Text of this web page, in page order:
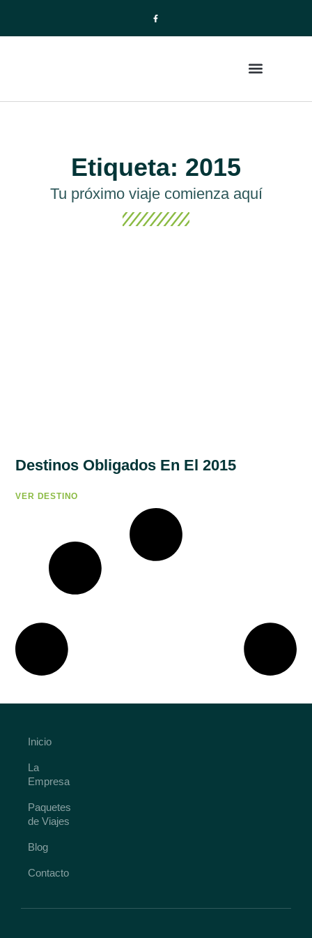
Etiqueta: 2015
Tu próximo viaje comienza aquí
Destinos Obligados En El 2015
VER DESTINO
Inicio
La
Empresa
Paquetes
de Viajes
Blog
Contacto